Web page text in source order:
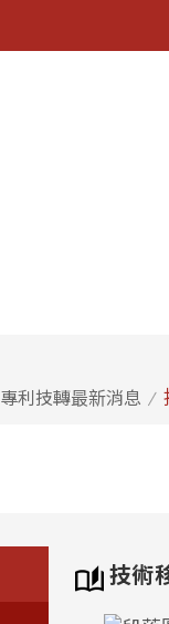
專利技轉最新消息
技術